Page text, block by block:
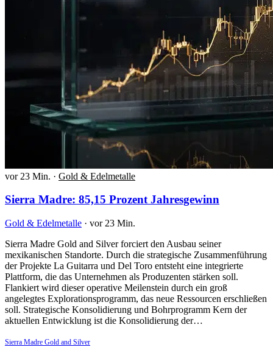
vor 23 Min. · Gold & Edelmetalle
Sierra Madre: 85,15 Prozent Jahresgewinn
Gold & Edelmetalle · vor 23 Min.
Sierra Madre Gold and Silver forciert den Ausbau seiner
mexikanischen Standorte. Durch die strategische Zusammenführung
der Projekte La Guitarra und Del Toro entsteht eine integrierte
Plattform, die das Unternehmen als Produzenten stärken soll.
Flankiert wird dieser operative Meilenstein durch ein groß
angelegtes Explorationsprogramm, das neue Ressourcen erschließen
soll. Strategische Konsolidierung und Bohrprogramm Kern der
aktuellen Entwicklung ist die Konsolidierung der…
Sierra Madre Gold and Silver